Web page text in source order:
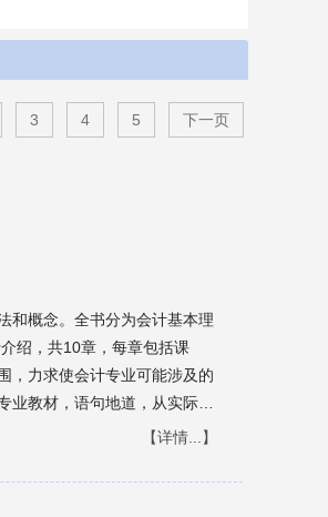
3 4 5 下一页
和概念。全书分为会计基本理
绍，共10章，每章包括课
，力求使会计专业可能涉及的
教材，语句地道，从实际出
专业外语资料的能力。 随着
够帮助财会专业的学生学习和
【详情...】